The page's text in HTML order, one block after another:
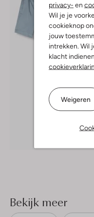
privacy- en
Wil je je
cookieknop
jouw
intrekken. Wil
klacht
Weigeren
Bekijk meer